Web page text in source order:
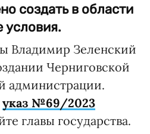
создать в области
условия.
Владимир Зеленский
Черниговской
администрации.
указ №69/2023
главы государства.